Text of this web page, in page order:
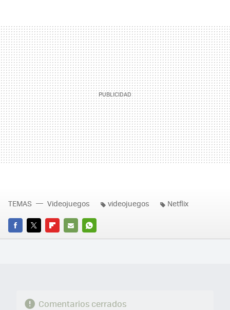
FACEBOOK
TWITTERFLIPBOARD
E-
WHATSAPP
TEMAS Videojuegos videojuegos Netflix
Comentarios cerrados